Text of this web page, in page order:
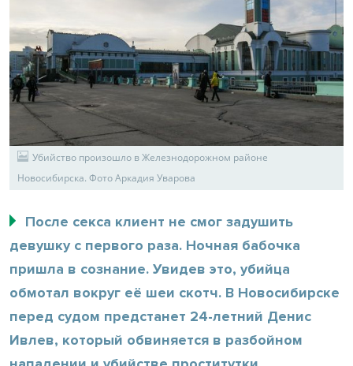
Убийство произошло в Железнодорожном районе
Новосибирска. Фото Аркадия Уварова
После секса клиент не смог задушить
девушку с первого раза. Ночная бабочка
пришла в сознание. Увидев это, убийца
обмотал вокруг её шеи скотч. В Новосибирске
перед судом предстанет 24-летний Денис
Ивлев, который обвиняется в разбойном